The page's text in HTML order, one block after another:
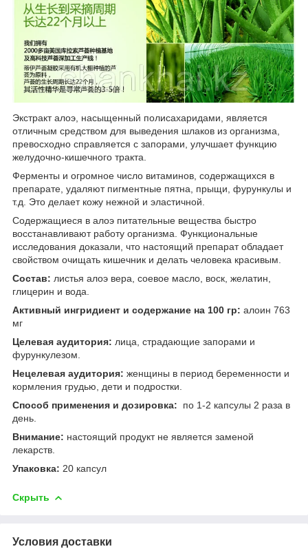
Экстракт алоэ, насыщенный полисахаридами, является
отличным средством для выведения шлаков из организма,
превосходно справляется с запорами, улучшает функцию
желудочно-кишечного тракта.
Ферменты и огромное число витаминов, содержащихся в
препарате, удаляют пигментные пятна, прыщи, фурункулы и
т.д. Это делает кожу нежной и эластичной.
Содержащиеся в алоэ питательные вещества быстро
восстанавливают работу организма. Функциональные
исследования доказали, что настоящий препарат обладает
свойством очищать кишечник и делать человека красивым.
Состав: листья алоэ вера, соевое масло, воск, желатин,
глицерин и вода.
Активный ингридиент и содержание на 100 гр: алоин 763
мг
Целевая аудитория: лица, страдающие запорами и
фурункулезом.
Нецелевая аудитория: женщины в период беременности и
кормления грудью, дети и подростки.
Способ применения и дозировка: по 1-2 капсулы 2 раза в
день.
Внимание: настоящий продукт не является заменой
лекарств.
Упаковка: 20 капсул
Скрыть
Условия доставки